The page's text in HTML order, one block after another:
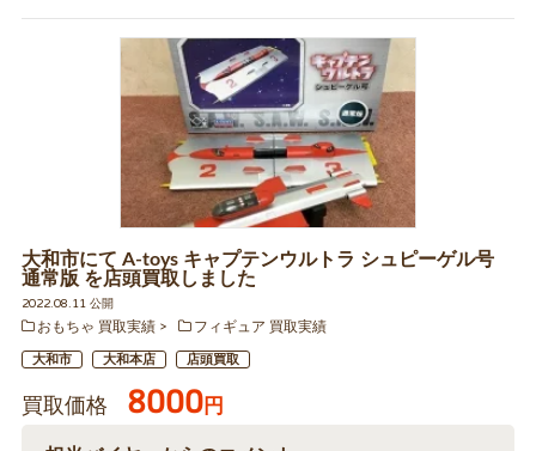
大和市にて A-toys キャプテンウルトラ シュピーゲル号
通常版 を店頭買取しました
2022.08.11 公開
おもちゃ 買取実績
フィギュア 買取実績
大和市 大和本店 店頭買取
買取価格 8000円